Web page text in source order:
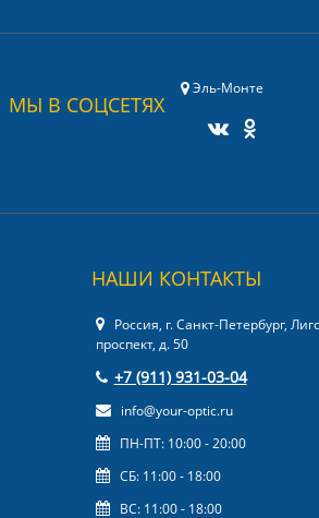
МЫ В СОЦСЕТЯХ
Эль-Монте
НАШИ КОНТАКТЫ
Россия, г. Санкт-Петербург,
проспект, д. 50
+7 (911) 931-03-04
info@your-optic.ru
ПН-ПТ: 10:00 - 20:00
СБ: 11:00 - 18:00
ВС: 11:00 - 18:00